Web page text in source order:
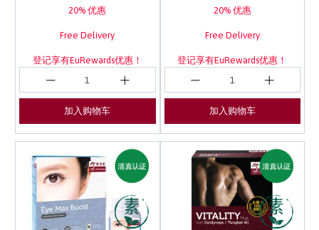
20% 优惠
Free Delivery
登记享有EuRewards优惠！
加入购物车
20% 优惠
Free Delivery
登记享有EuRewards优惠！
加入购物车